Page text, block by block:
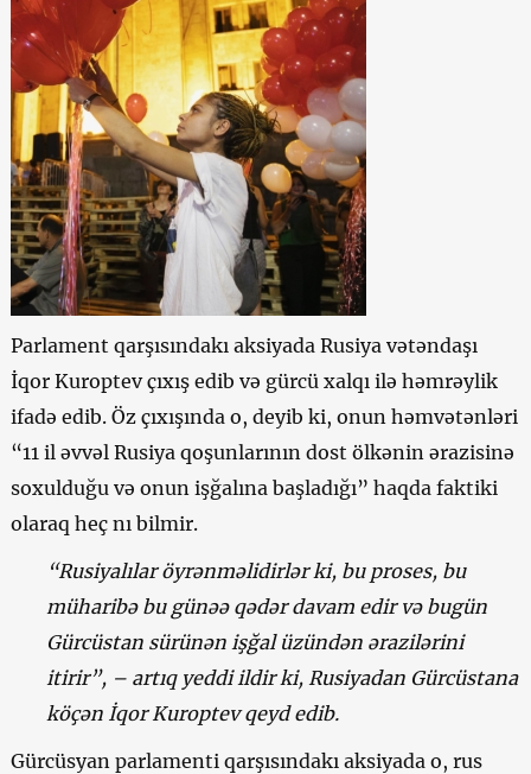
Parlament qarşısındakı aksiyada Rusiya vətəndaşı
İqor Kuroptev çıxış edib və gürcü xalqı ilə həmrəylik
ifadə edib. Öz çıxışında o, deyib ki, onun həmvətənləri
“11 il əvvəl Rusiya qoşunlarının dost ölkənin ərazisinə
soxulduğu və onun işğalına başladığı” haqda faktiki
olaraq heç nı bilmir.
“Rusiyalılar öyrənməlidirlər ki, bu proses, bu
müharibə bu günəə qədər davam edir və bugün
Gürcüstan sürünən işğal üzündən ərazilərini
itirir”, – artıq yeddi ildir ki, Rusiyadan Gürcüstana
köçən İqor Kuroptev qeyd edib.
Gürcüsyan parlamenti qarşısındakı aksiyada o, rus